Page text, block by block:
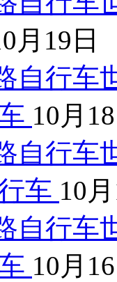
月19日
自行车
10月
自行车
车 10
自行车
10月